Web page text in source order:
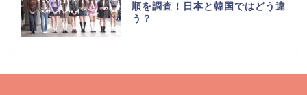
順を調査！日本と韓国ではどう違
う？